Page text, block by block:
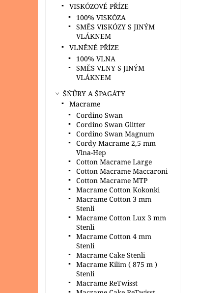
VISKÓZOVÉ PŘÍZE
100% VISKÓZA
SMĚS VISKÓZY S JINÝM
VLÁKNEM
VLNĚNÉ PŘÍZE
100% VLNA
SMĚS VLNY S JINÝM
VLÁKNEM
ŠŇŮRY A ŠPAGÁTY
Macrame
Cordino Swan
Cordino Swan Glitter
Cordino Swan Magnum
Cordy Macrame 2,5 mm
Vlna-Hep
Cotton Macrame Large
Cotton Macrame Maccaroni
Cotton Macrame MTP
Macrame Cotton Kokonki
Macrame Cotton 3 mm
Stenli
Macrame Cotton Lux 3 mm
Stenli
Macrame Cotton 4 mm
Stenli
Macrame Cake Stenli
Macrame Kilim ( 875 m )
Stenli
Macrame ReTwisst